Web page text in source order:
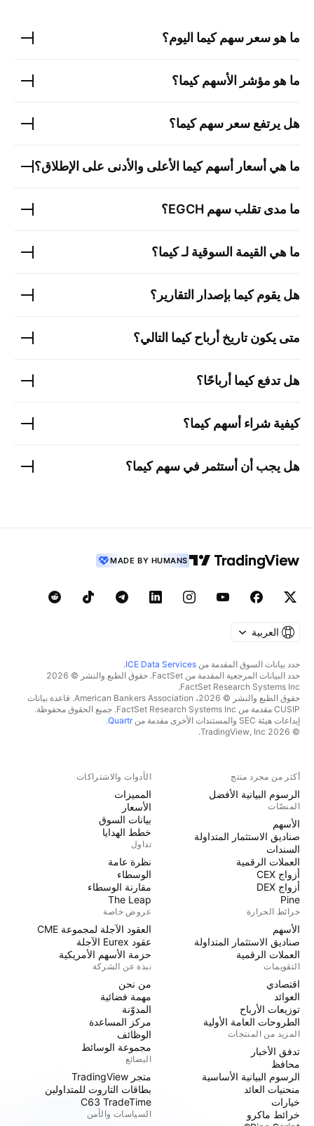
ما هو سعر سهمكيما اليوم؟
ما هو مؤشر الأسهمكيما؟
هل يرتفع سعر سهمكيما؟
ما هي أسعار أسهمكيما الأعلى والأدنى على الإطلاق؟
ما مدى تقلب سهم EGCH؟
ما هي القيمة السوقية لـكيما؟
هل يقومكيما بإصدار التقارير؟
متى يكون تاريخ أرباحكيما التالي؟
هل تدفعكيما أرباحًا؟
كيفية شراء أسهمكيما؟
هل يجب أن أستثمر في سهمكيما؟
MADE BY HUMANS
العربية
حدد بيانات السوق المقدمة من ICE Data Services
.
حدد البيانات المرجعية المقدمة من FactSet. حقوق الطبع والنشر © 2026
FactSet Research Systems Inc.
حقوق الطبع والنشر © 2026، American Bankers Association. قاعدة بيانات
CUSIP مقدمة من FactSet Research Systems Inc. جميع الحقوق محفوظة.
إيداعات هيئة SEC والمستندات الأخرى مقدمة من
Quartr
.
© 2026 TradingView, Inc.
أكثر من مجرد منتج
الرسوم البيانية الأفضل
المنصّات
الأسهم
صناديق الاستثمار المتداولة
السندات
العملات الرقمية
أزواج CEX
أزواج DEX
Pine
خرائط الحرارة
الأسهم
صناديق الاستثمار المتداولة
العملات الرقمية
التقويمات
اقتصادي
العوائد
توزيعات الأرباح
الطروحات العامة الأولية
المزيد من المنتجات
تدفق الأخبار
محافظ
الرسوم البيانية الأساسية
منحنيات العائد
خيارات
خرائط ماكرو
الأدوات والاشتراكات
المميزات
الأسعار
بيانات السوق
خطط الهدايا
تداول
نظرة عامة
الوسطاء
مقارنة الوسطاء
The Leap
عروض خاصة
العقود الآجلة لمجموعة CME
عقود Eurex الآجلة
حزمة الأسهم الأمريكية
نبذة عن الشركة
من نحن
مهمة فضائية
المدوّنة
مركز المساعدة
الوظائف
مجموعة الوسائط
البضائع
متجر TradingView
بطاقات التاروت للمتداولين
C63 TradeTime
السياسات والأمن